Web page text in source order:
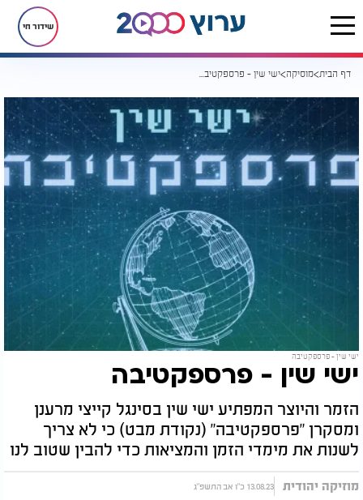
שידור חי
דף הבית מוסיקה ישי שין - פרספקטיבה
ישי שין - פרספקטיבה
ישי שין - פרספקטיבה
הזמר והיוצר המפתיע ישי שין בסינגל קייצי מרענן
ומסקרן "פרספקטיבה" (נקודת מבט) כי לא צריך
לשנות את מימדי הזמן והמציאות כדי להבין שטוב לנו
מוזיקה יהודית 13.08.23 כ"ו אב התשפ"ג